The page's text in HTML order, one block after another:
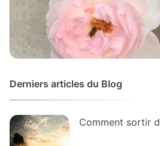
Derniers articles du Blog
Comment sortir